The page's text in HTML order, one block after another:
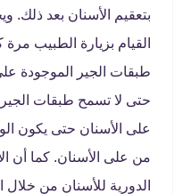
بتعقيم الأسنان بعد
القيام بزيارة الطبيب
طبقات الجير الموجودة
حتى لا تسمح طبقات الجير
على الأسنان حتى يكون
من على الأسنان. كما أن
الدورية للأسنان من